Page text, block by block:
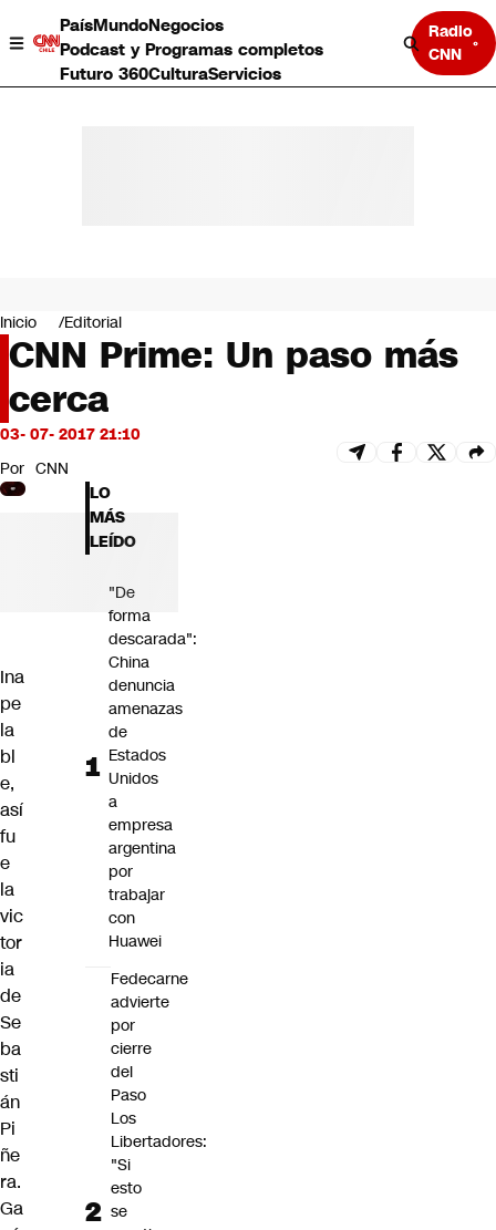
PaísMundoNegocios
Podcast y Programas completos
Futuro 360CulturaServicios
Radio
CNN
Negocios
Deportes
Programas completos
Cultura
Servicios
Bits
CNN Data
CNN tiempo
Futuro 360
Inicio Editorial
CNN Prime: Un paso más
cerca
03- 07- 2017 21:10
Por CNN
Ina
pe
la
bl
e,
así
fu
e
la
vic
tor
ia
de
Se
ba
sti
án
Pi
ñe
ra.
Ga
LO
MÁS
LEÍDO
"De
forma
descarada":
China
denuncia
amenazas
de
Estados
Unidos
a
empresa
argentina
por
trabajar
con
Huawei
Fedecarne
advierte
por
cierre
del
Paso
Los
Libertadores:
"Si
esto
se